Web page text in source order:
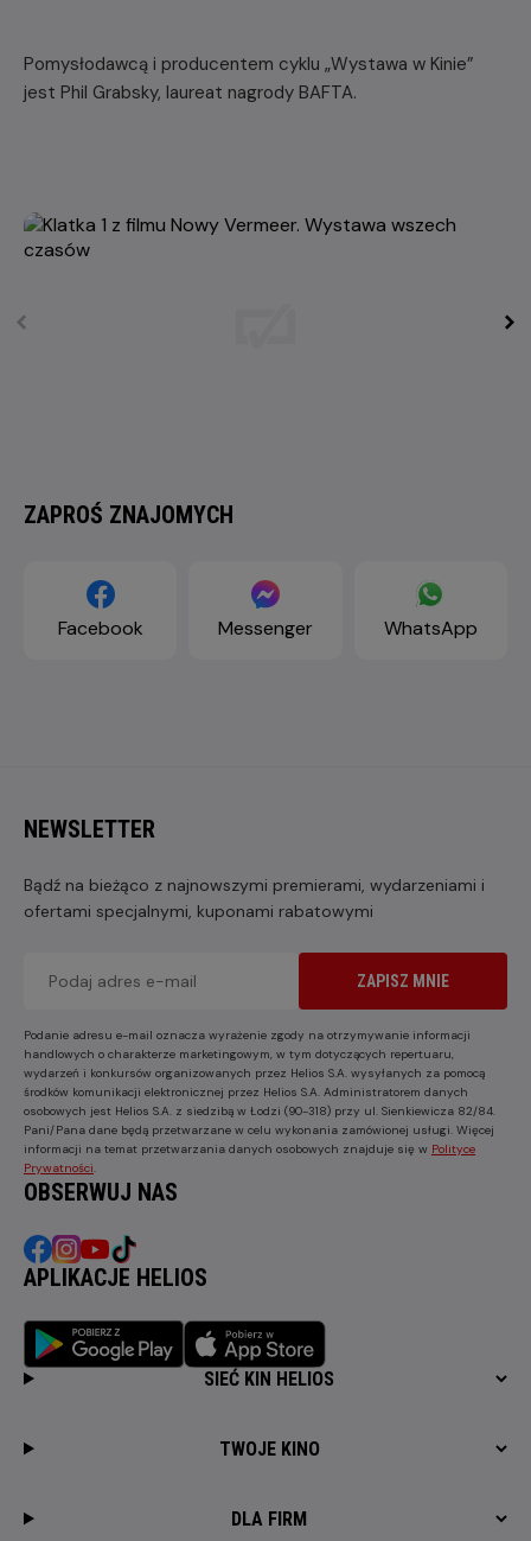
Pomysłodawcą i producentem cyklu „Wystawa w Kinie”
jest Phil Grabsky, laureat nagrody BAFTA.
ZAPROŚ ZNAJOMYCH
Facebook Messenger WhatsApp
NEWSLETTER
Bądź na bieżąco z najnowszymi premierami, wydarzeniami i
ofertami specjalnymi, kuponami rabatowymi
ZAPISZ MNIE
Podanie adresu e-mail oznacza wyrażenie zgody na otrzymywanie informacji
handlowych o charakterze marketingowym, w tym dotyczących repertuaru,
wydarzeń i konkursów organizowanych przez Helios S.A. wysyłanych za pomocą
środków komunikacji elektronicznej przez Helios S.A. Administratorem danych
osobowych jest Helios S.A. z siedzibą w Łodzi (90-318) przy ul. Sienkiewicza 82/84.
Pani/Pana dane będą przetwarzane w celu wykonania zamówionej usługi. Więcej
informacji na temat przetwarzania danych osobowych znajduje się w Polityce
Prywatności
OBSERWUJ NAS
APLIKACJE HELIOS
SIEĆ KIN HELIOS
TWOJE KINO
DLA FIRM